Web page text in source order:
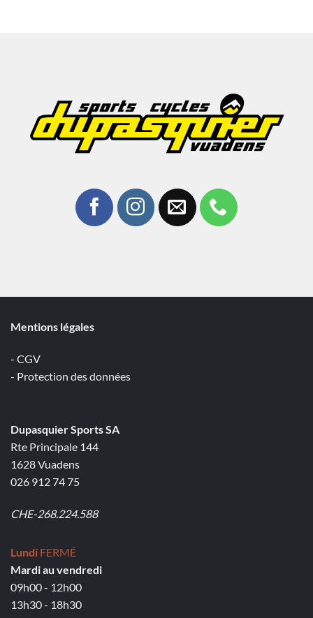
Mentions légales
- CGV
- Protection des données
Dupasquier Sports SA
Rte Principale 144
1628 Vuadens
026 912 74 75
CHE-268.224.588
Lundi FERMÉ
Mardi au vendredi
09h00 - 12h00
13h30 - 18h30